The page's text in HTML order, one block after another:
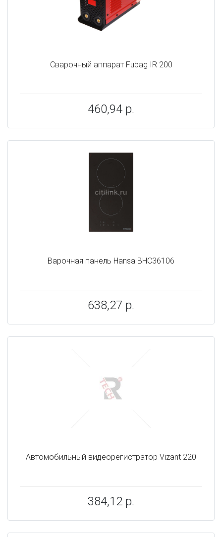
Сварочный аппарат Fubag IR 200
460,94 р.
Варочная панель Hansa BHC36106
638,27 р.
Автомобильный видеорегистратор Vizant 220
384,12 р.